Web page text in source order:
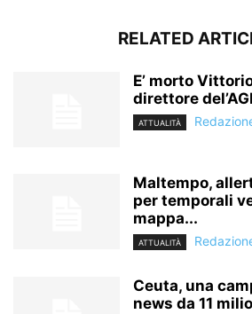
RELATED
E’ morto
direttore del’AGI
ATTUALITÀ
Maltempo,
per temporali
mappa...
ATTUALITÀ
Ceuta, una
news da 11